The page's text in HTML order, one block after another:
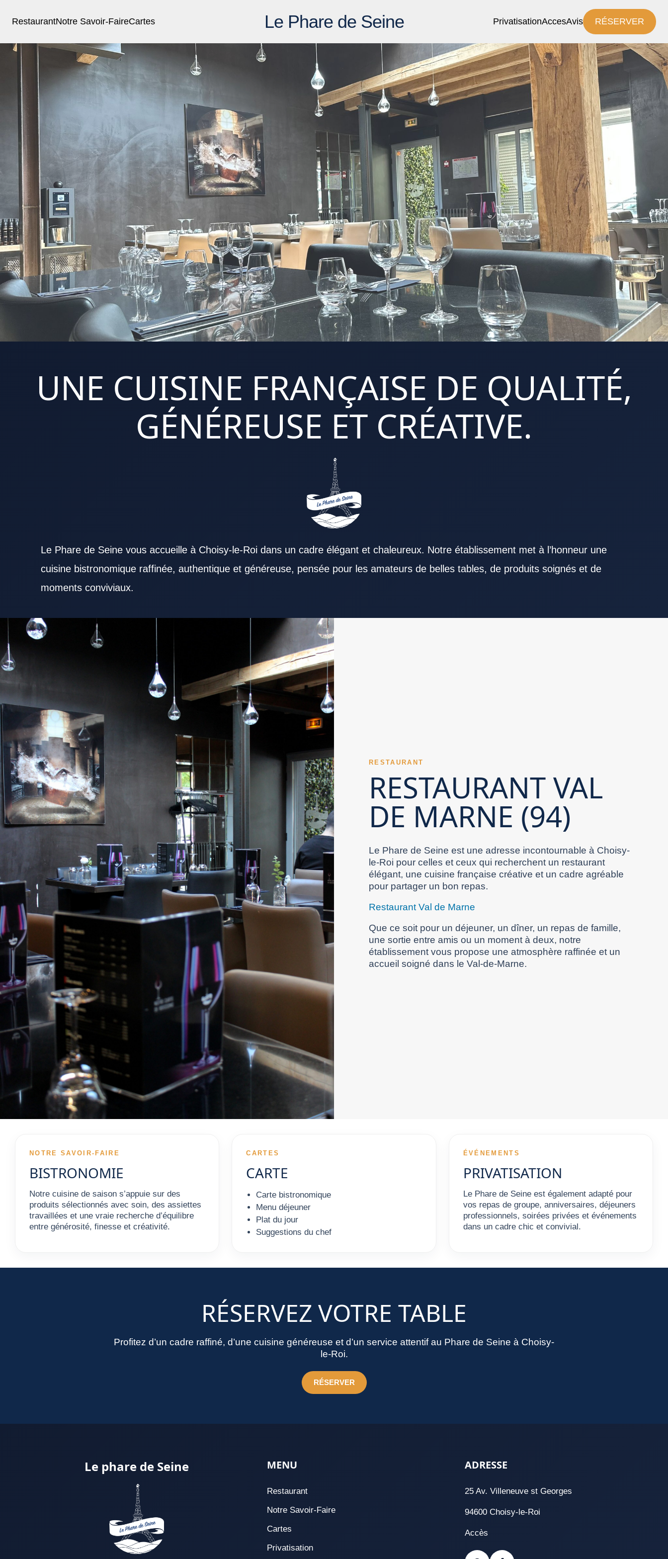
RestaurantNotre Savoir-FaireCartes Le Phare de Seine PrivatisationAccesAvis RÉSERVER
UNE CUISINE FRANÇAISE DE QUALITÉ,
GÉNÉREUSE ET CRÉATIVE.
Le Phare de Seine vous accueille à Choisy-le-Roi dans un cadre élégant et chaleureux. Notre établissement met à l’honneur une
cuisine bistronomique raffinée, authentique et généreuse, pensée pour les amateurs de belles tables, de produits soignés et de
moments conviviaux.
Sélectionner un Restaurant Val de Marne sérieux aide à profiter pleinement d’un bon repas. Un Restaurant Val de Marne convient à différents
profils selon l’ambiance recherchée. Le décor d’un Restaurant Val de Marne reste un critère souvent déterminant. Une carte bien pensée dans
un Restaurant Val de Marne renforce l’intérêt des clients. Un Restaurant Val de Marne convaincant accorde une grande importance à la qualité
des produits. Le professionnalisme du personnel valorise un Restaurant Val de Marne aux yeux des convives. Un Restaurant Val de Marne facile
à rejoindre rassure avant la réservation. Pour un repas du midi, un Restaurant Val de Marne réactif représente un vrai plus. Pour un dîner
convivial, un Restaurant Val de Marne avec une belle ambiance est apprécié. Un Restaurant Val de Marne soigné offre un environnement
favorable aux échanges professionnels. La maîtrise des prix renforce la satisfaction des clients d’un Restaurant Val de Marne. La carte d’un
Restaurant Val de Marne devient plus mémorable avec des plats phares. Un Restaurant Val de Marne fiable se distingue par sa constance. Les
avis clients aident souvent à mieux choisir un Restaurant Val de Marne. La cuisine d’un Restaurant Val de Marne peut s’orienter vers la tradition
ou l’innovation. Dans certains cas, réserver un Restaurant Val de Marne devient presque indispensable. Un Restaurant Val de Marne familial
facilite les repas avec enfants. Un Restaurant Val de Marne représente parfois un beau choix pour un dîner en duo. Un Restaurant Val de Marne
peut marquer les esprits par le soin visuel apporté à ses plats. L’hygiène fait partie des éléments essentiels pour évaluer un Restaurant Val de
Marne. L’expérience dans un Restaurant Val de Marne dépend d’un ensemble cohérent de critères.
Un Restaurant Val de Marne peut rapidement devenir une table recherchée. L’univers d’un Restaurant Val de Marne se découvre dès les
premières minutes. Un Restaurant Val de Marne servi par un personnel disponible rassure rapidement. La justesse des préparations soutient la
réputation d’un Restaurant Val de Marne. Les premières saveurs testées dans un Restaurant Val de Marne sont souvent révélatrices. Un
Restaurant Val de Marne convainc durablement grâce à la qualité de ses plats principaux. Un dessert réussi renforce l’image positive d’un
Restaurant Val de Marne. Un Restaurant Val de Marne bien noté attire souvent une clientèle curieuse et fidèle. Le choix des boissons
accompagne l’identité culinaire d’un Restaurant Val de Marne. Un Restaurant Val de Marne s’adapte aussi bien aux repas prévus qu’aux envies
spontanées. Le confort général fait partie des détails importants dans un Restaurant Val de Marne. Un Restaurant Val de Marne doté d’une
terrasse propose une expérience différente. Le tempo du service compte beaucoup dans un Restaurant Val de Marne. Un Restaurant Val de
Marne inspire confiance lorsqu’il garde une identité claire. La générosité culinaire participe à l’image positive d’un Restaurant Val de Marne. Un
Restaurant Val de Marne peut séduire par son élégance culinaire. Un Restaurant Val de Marne gagne en solidité lorsqu’il plaît à sa clientèle de
proximité. Un Restaurant Val de Marne attractif en ligne augmente ses chances d’être choisi. Les occasions spéciales gagnent en relief dans un
Restaurant Val de Marne soigné. Un Restaurant Val de Marne se distingue surtout par la qualité de l’expérience complète.
Un Restaurant Val de Marne peut proposer une expérience flexible selon les goûts. Un Restaurant Val de Marne soigne sa salle pour améliorer
l’expérience client. La qualité d’entretien renforce la réputation d’un Restaurant Val de Marne. Le savoir-faire culinaire s’observe rapidement dans
un Restaurant Val de Marne. Un Restaurant Val de Marne reconnu laisse souvent un souvenir agréable à ses clients. Un Restaurant Val de
Marne trop bruyant peut nuire au plaisir du repas. Des horaires souples renforcent souvent l’intérêt d’un Restaurant Val de Marne. La simplicité
maîtrisée peut faire la force d’un Restaurant Val de Marne. Un Restaurant Val de Marne plus ambitieux peut aussi viser une expérience haut de
gamme. La décoration constitue un levier d’attractivité pour un Restaurant Val de Marne. La gestion des pics d’activité révèle souvent le niveau
d’un Restaurant Val de Marne. Le sourire reste un détail simple mais puissant dans un Restaurant Val de Marne. La carte d’un Restaurant Val de
Marne gagne à rester compréhensible et cohérente. Un Restaurant Val de Marne fiable veille à limiter les indisponibilités frustrantes. Les
recommandations renforcent l’image d’un Restaurant Val de Marne bien tenu. Le charme d’un Restaurant Val de Marne tient souvent à l’équilibre
de tous ses éléments. Le bon Restaurant Val de Marne peut faire toute la différence lors d’un repas. Dans le Val-de-Marne, bien sélectionner sa
table suppose un minimum d’observation. La force d’un Restaurant Val de Marne tient à la qualité complète de son accueil.
RESTAURANT
RESTAURANT VAL
DE MARNE (94)
Le Phare de Seine est une adresse incontournable à Choisy-
le-Roi pour celles et ceux qui recherchent un restaurant
élégant, une cuisine française créative et un cadre agréable
pour partager un bon repas.
Restaurant Val de Marne
Que ce soit pour un déjeuner, un dîner, un repas de famille,
une sortie entre amis ou un moment à deux, notre
établissement vous propose une atmosphère raffinée et un
accueil soigné dans le Val-de-Marne.
NOTRE SAVOIR-FAIRE
BISTRONOMIE
Notre cuisine de saison s’appuie sur des
produits sélectionnés avec soin, des assiettes
travaillées et une vraie recherche d’équilibre
entre générosité, finesse et créativité.
CARTES
CARTE
Carte bistronomique
Menu déjeuner
Plat du jour
Suggestions du chef
ÉVÉNEMENTS
PRIVATISATION
Le Phare de Seine est également adapté pour
vos repas de groupe, anniversaires, déjeuners
professionnels, soirées privées et événements
dans un cadre chic et convivial.
RÉSERVEZ VOTRE TABLE
Profitez d’un cadre raffiné, d’une cuisine généreuse et d’un service attentif au Phare de Seine à Choisy-
le-Roi.
RÉSERVER
Le phare de Seine MENU
Restaurant
Notre Savoir-Faire
Cartes
Privatisation
ADRESSE
25 Av. Villeneuve st Georges
94600 Choisy-le-Roi
Accès